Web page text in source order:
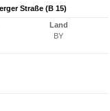
Straße (B 15)
Land
BY